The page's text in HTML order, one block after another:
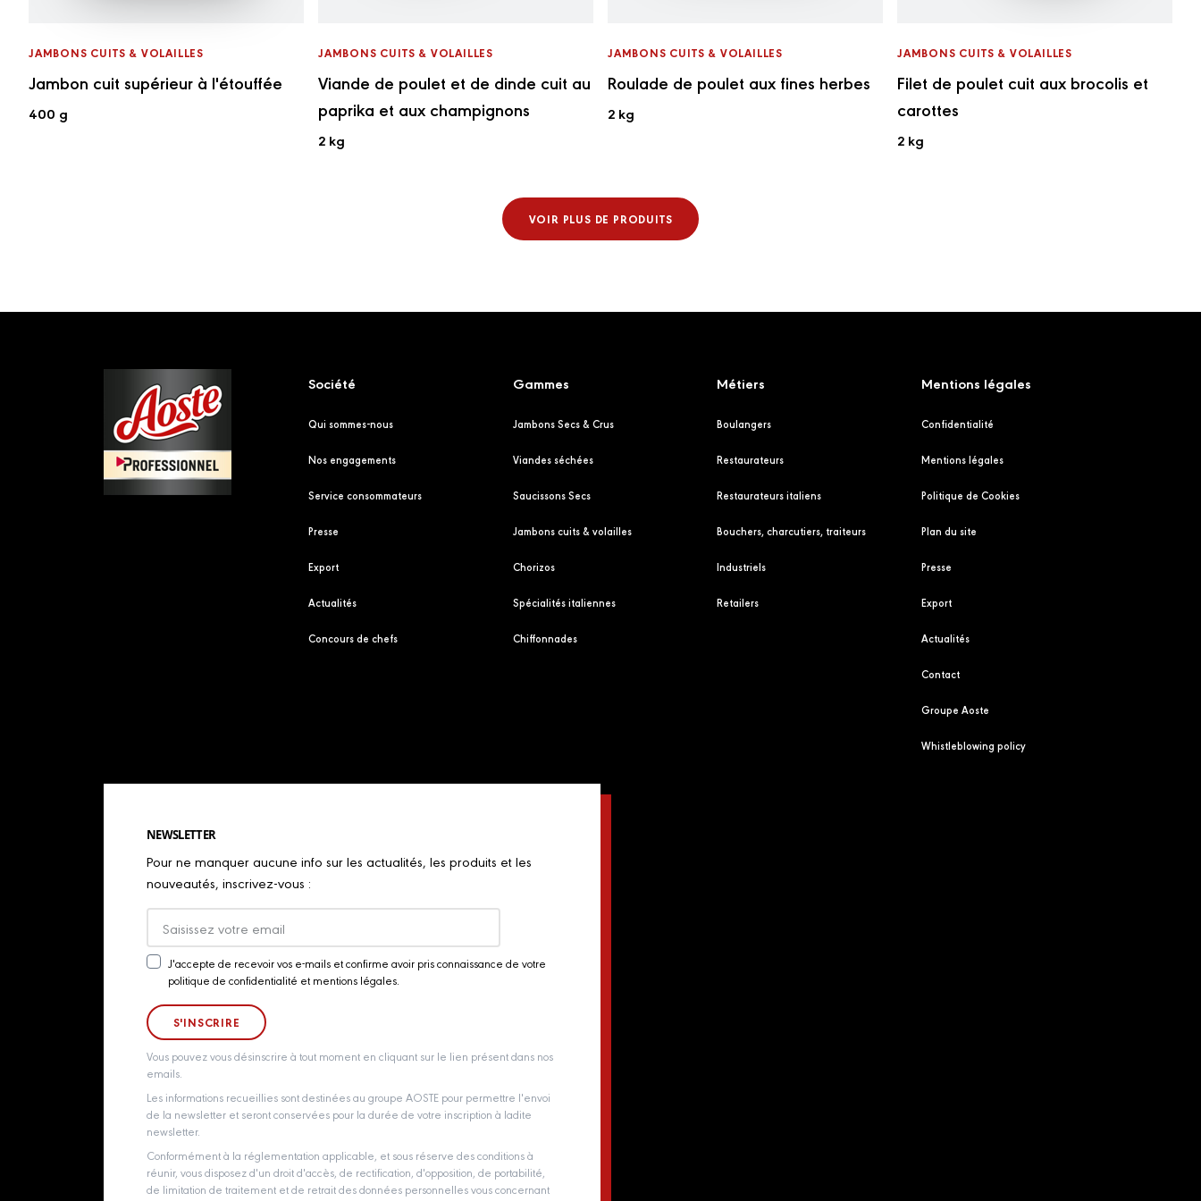
JAMBONS CUITS & VOLAILLES
Jambon cuit supérieur à l'étouffée
400 g
JAMBONS CUITS & VOLAILLES
Viande de poulet et de dinde cuit au
paprika et aux champignons
2 kg
JAMBONS CUITS & VOLAILLES
Roulade de poulet aux fines herbes
2 kg
JAMBONS CUITS & VOLAILLES
Filet de poulet cuit aux brocolis et
carottes
2 kg
VOIR PLUS DE PRODUITS
Société
Qui sommes-nous
Nos engagements
Service consommateurs
Presse
Export
Actualités
Concours de chefs
Gammes
Jambons Secs & Crus
Viandes séchées
Saucissons Secs
Jambons cuits & volailles
Chorizos
Spécialités italiennes
Chiffonnades
Métiers
Boulangers
Restaurateurs
Restaurateurs italiens
Bouchers, charcutiers, traiteurs
Industriels
Retailers
Mentions légales
Confidentialité
Mentions légales
Politique de Cookies
Plan du site
Presse
Export
Actualités
Contact
Groupe Aoste
Whistleblowing policy
NEWSLETTER
Pour ne manquer aucune info sur les actualités, les produits et les
nouveautés, inscrivez-vous :
Newsletter
J'accepte de recevoir vos e-mails et confirme avoir pris connaissance de votre
politique de confidentialité et mentions légales.
Vous pouvez vous désinscrire à tout moment en cliquant sur le lien présent dans nos
emails.
Les informations recueillies sont destinées au groupe AOSTE pour permettre l'envoi
de la newsletter et seront conservées pour la durée de votre inscription à ladite
newsletter.
Conformément à la réglementation applicable, et sous réserve des conditions à
réunir, vous disposez d'un droit d'accès, de rectification, d'opposition, de portabilité,
de limitation de traitement et de retrait des données personnelles vous concernant